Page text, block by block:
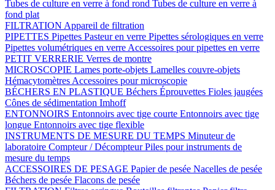
Tubes de culture en verre à fond rond Tubes de culture en verre à
fond plat
FILTRATION Appareil de filtration
PIPETTES Pipettes Pasteur en verre Pipettes sérologiques en verre
Pipettes volumétriques en verre Accessoires pour pipettes en verre
PETIT VERRERIE Verres de montre
MICROSCOPIE Lames porte-objets Lamelles couvre-objets
Hémacytomètres Accessoires pour microscopie
BÉCHERS EN PLASTIQUE Béchers Éprouvettes Fioles jaugées
Cônes de sédimentation Imhoff
ENTONNOIRS Entonnoirs avec tige courte Entonnoirs avec tige
longue Entonnoirs avec tige flexible
INSTRUMENTS DE MESURE DU TEMPS Minuteur de
laboratoire Compteur / DécompteurPiles pour instruments de
mesure du temps
ACCESSOIRES DE PESAGE Papier de pesée Nacelles de pesée
Béchers de pesée Flacons de pesée